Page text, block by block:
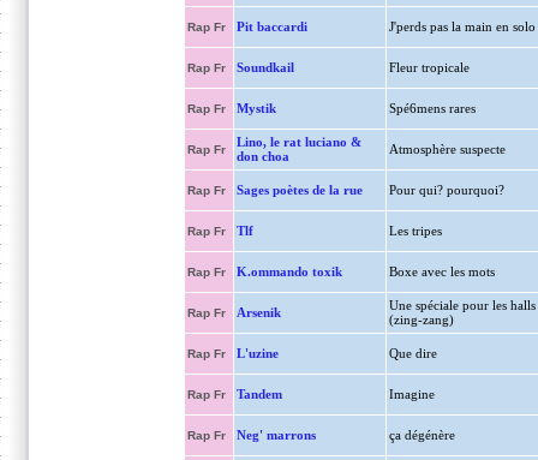
Rap Fr Pit baccardi J'perds pas la main en solo
Rap Fr Soundkail Fleur tropicale
Rap Fr Mystik Spé6mens rares
Rap Fr
Lino, le rat luciano &
don choa
Atmosphère suspecte
Rap Fr Sages poètes de la rue Pour qui? pourquoi?
Rap Fr Tlf Les tripes
Rap Fr K.ommando toxik Boxe avec les mots
Rap Fr Arsenik
Une spéciale pour les halls
(zing-zang)
Rap Fr L'uzine Que dire
Rap Fr Tandem Imagine
Rap Fr Neg' marrons ça dégénère